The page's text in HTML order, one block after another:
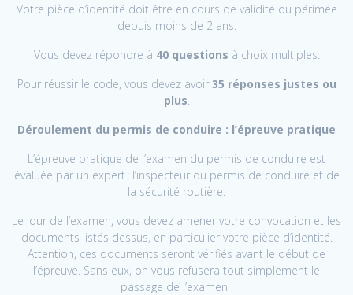
Votre pièce d’identité doit être en cours de validité ou périmée
depuis moins de 2 ans.
Vous devez répondre à 40 questions à choix multiples.
Pour réussir le code, vous devez avoir 35 réponses justes ou
plus.
Déroulement du permis de conduire : l’épreuve pratique
L’épreuve pratique de l’examen du permis de conduire est
évaluée par un expert : l’inspecteur du permis de conduire et de
la sécurité routière.
Le jour de l’examen, vous devez amener votre convocation et les
documents listés dessus, en particulier votre pièce d’identité.
Attention, ces documents seront vérifiés avant le début de
l’épreuve. Sans eux, on vous refusera tout simplement le
passage de l’examen !